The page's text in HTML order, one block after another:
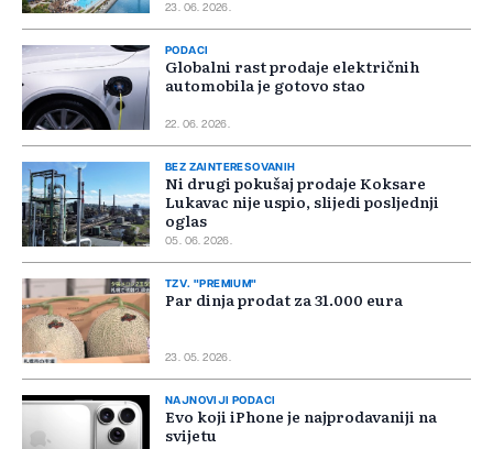
23. 06. 2026.
PODACI
Globalni rast prodaje električnih
automobila je gotovo stao
22. 06. 2026.
BEZ ZAINTERESOVANIH
Ni drugi pokušaj prodaje Koksare
Lukavac nije uspio, slijedi posljednji
oglas
05. 06. 2026.
TZV. "PREMIUM"
Par dinja prodat za 31.000 eura
23. 05. 2026.
NAJNOVIJI PODACI
Evo koji iPhone je najprodavaniji na
svijetu